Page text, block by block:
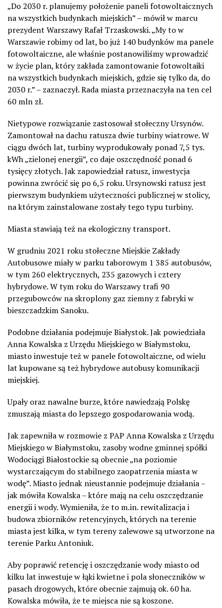
„Do 2030 r. planujemy położenie paneli fotowoltaicznych
na wszystkich budynkach miejskich” – mówił w marcu
prezydent Warszawy Rafał Trzaskowski. „My to w
Warszawie robimy od lat, bo już 140 budynków ma panele
fotowoltaiczne, ale właśnie postanowiliśmy wprowadzić
w życie plan, który zakłada zamontowanie fotowoltaiki
na wszystkich budynkach miejskich, gdzie się tylko da, do
2030 r.” – zaznaczył. Rada miasta przeznaczyła na ten cel
60 mln zł.
Nietypowe rozwiązanie zastosował stołeczny Ursynów.
Zamontował na dachu ratusza dwie turbiny wiatrowe. W
ciągu dwóch lat, turbiny wyprodukowały ponad 7,5 tys.
kWh „zielonej energii”, co daje oszczędność ponad 6
tysięcy złotych. Jak zapowiedział ratusz, inwestycja
powinna zwrócić się po 6,5 roku. Ursynowski ratusz jest
pierwszym budynkiem użyteczności publicznej w stolicy,
na którym zainstalowane zostały tego typu turbiny.
Miasta stawiają też na ekologiczny transport.
W grudniu 2021 roku stołeczne Miejskie Zakłady
Autobusowe miały w parku taborowym 1 385 autobusów,
w tym 260 elektrycznych, 235 gazowych i cztery
hybrydowe. W tym roku do Warszawy trafi 90
przegubowców na skroplony gaz ziemny z fabryki w
bieszczadzkim Sanoku.
Podobne działania podejmuje Białystok. Jak powiedziała
Anna Kowalska z Urzędu Miejskiego w Białymstoku,
miasto inwestuje też w panele fotowoltaiczne, od wielu
lat kupowane są też hybrydowe autobusy komunikacji
miejskiej.
Upały oraz nawalne burze, które nawiedzają Polskę
zmuszają miasta do lepszego gospodarowania wodą.
Jak zapewniła w rozmowie z PAP Anna Kowalska z Urzędu
Miejskiego w Białymstoku, zasoby wodne gminnej spółki
Wodociągi Białostockie są obecnie „na poziomie
wystarczającym do stabilnego zaopatrzenia miasta w
wodę”. Miasto jednak nieustannie podejmuje działania –
jak mówiła Kowalska – które mają na celu oszczędzanie
energii i wody. Wymieniła, że to m.in. rewitalizacja i
budowa zbiorników retencyjnych, których na terenie
miasta jest kilka, w tym tereny zalewowe są utworzone na
terenie Parku Antoniuk.
Aby poprawić retencję i oszczędzanie wody miasto od
kilku lat inwestuje w łąki kwietne i pola słoneczników w
pasach drogowych, które obecnie zajmują ok. 60 ha.
Kowalska mówiła, że te miejsca nie są koszone.